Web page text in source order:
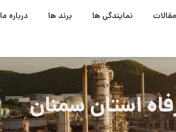
مقالات نمایندگی ها برند ها
درباره ما
استان سمنان